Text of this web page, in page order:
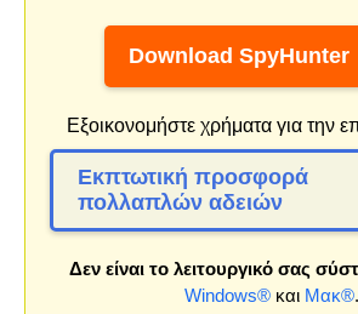
Download SpyHunter
Εξοικονομήστε χρήματα για την
Εκπτωτική προσφορά
πολλαπλών αδειών
Δεν είναι το λειτουργικό σας
Windows® και Μακ®.